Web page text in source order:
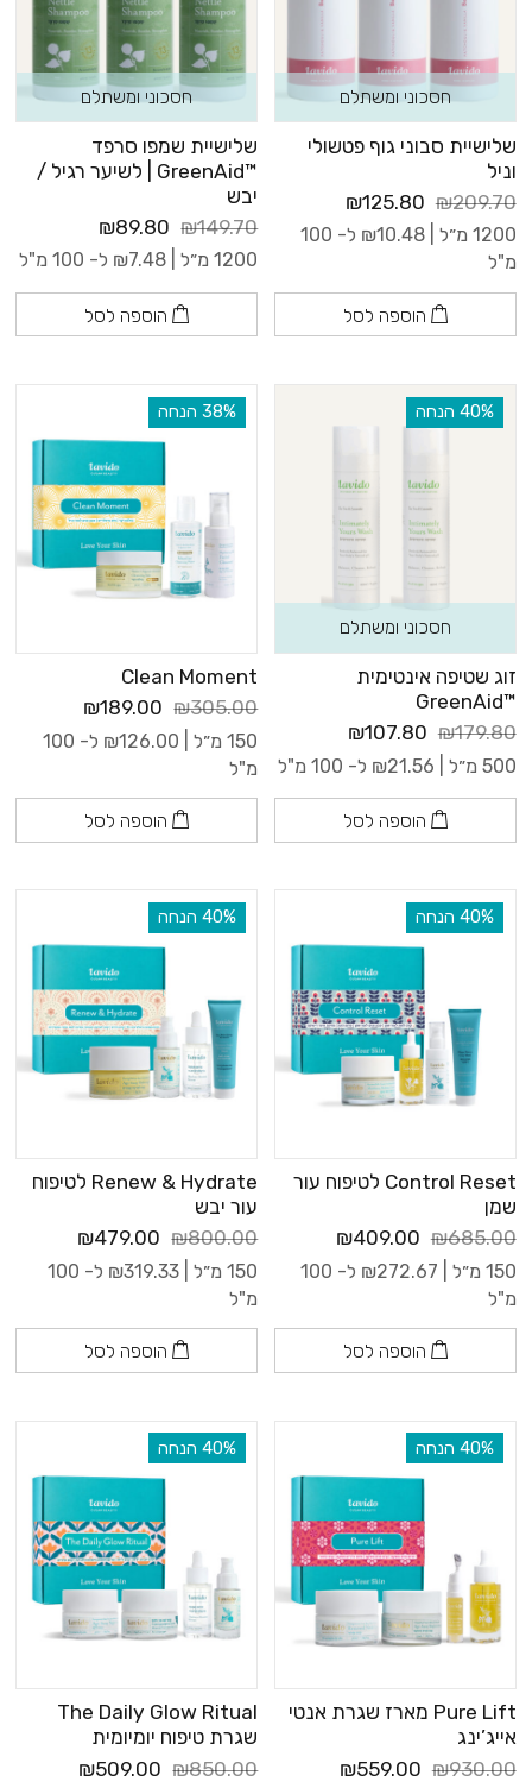
חסכוני ומשתלם
שלישיית סבוני גוף פטשולי
וניל
₪209.70
₪125.80
1200 מ״ל | ₪10.48
ל- 100
מ"ל
הוספה לסל
חסכוני ומשתלם
שלישיית שמפו סרפד
™GreenAid | לשיער רגיל /
יבש
₪149.70
₪89.80
1200 מ״ל | ₪7.48 ל- 100 מ"ל
הוספה לסל
‫40% הנחה
חסכוני ומשתלם
זוג שטיפה אינטימית
™GreenAid
₪179.80
₪107.80
500 מ״ל | ₪21.56 ל- 100 מ"ל
הוספה לסל
‫38% הנחה
Clean Moment
₪305.00
₪189.00
150 מ״ל | ₪126.00
ל- 100
מ"ל
הוספה לסל
‫40% הנחה
Control Reset לטיפוח עור
שמן
₪685.00
₪409.00
150 מ״ל | ₪272.67
ל- 100
מ"ל
הוספה לסל
‫40% הנחה
Renew & Hydrate לטיפוח
עור יבש
₪800.00
₪479.00
150 מ״ל | ₪319.33
ל- 100
מ"ל
הוספה לסל
‫40% הנחה
Pure Lift מארז שגרת אנטי
אייג’ינג
₪930.00
₪559.00
‫40% הנחה
The Daily Glow Ritual
שגרת טיפוח יומיומית
₪850.00
₪509.00